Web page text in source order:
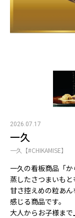
2026.07.17
一久
一久【#CHIKAMISE】
一久の看板商品「か
蒸したさつまいもと
甘さ控えめの粒あ
感じる商品です。
大人からお子様ま